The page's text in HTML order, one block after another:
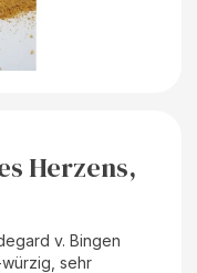
Herzens,
v. Bingen
sehr